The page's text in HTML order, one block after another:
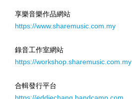
享樂音樂作品網站
https://www.sharemusic.com.my
錄音工作室網站
https://workshop.sharemusic.com.my
合輯發行平台
https://eddiechang.bandcamp.com